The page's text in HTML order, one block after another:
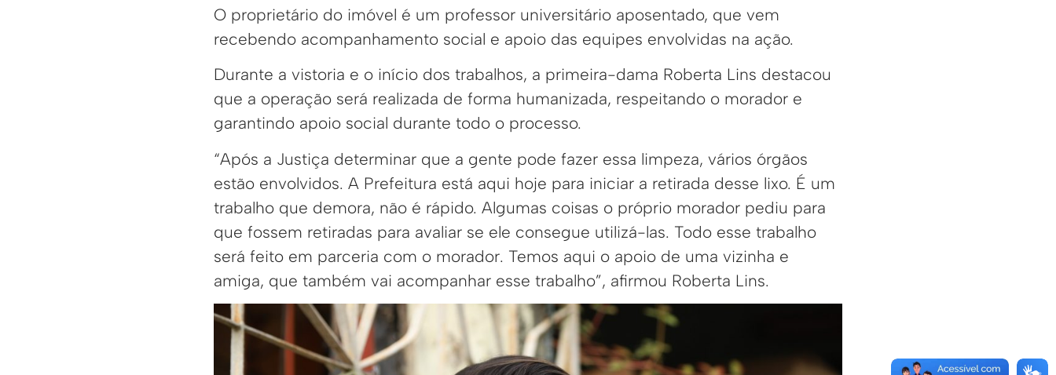
O proprietário do imóvel é um professor universitário aposentado, que vem
recebendo acompanhamento social e apoio das equipes envolvidas na ação.
Durante a vistoria e o início dos trabalhos, a primeira-dama Roberta Lins destacou
que a operação será realizada de forma humanizada, respeitando o morador e
garantindo apoio social durante todo o processo.
“Após a Justiça determinar que a gente pode fazer essa limpeza, vários órgãos
estão envolvidos. A Prefeitura está aqui hoje para iniciar a retirada desse lixo. É um
trabalho que demora, não é rápido. Algumas coisas o próprio morador pediu para
que fossem retiradas para avaliar se ele consegue utilizá-las. Todo esse trabalho
será feito em parceria com o morador. Temos aqui o apoio de uma vizinha e
amiga, que também vai acompanhar esse trabalho”, afirmou Roberta Lins.